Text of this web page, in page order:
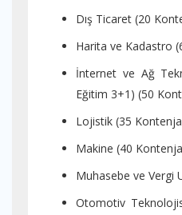
Dış Ticaret (20
Harita ve Kadastro
İnternet ve Ağ
Eğitim 3+1) (50
Lojistik (35
Makine (40
Muhasebe ve Vergi
Otomotiv